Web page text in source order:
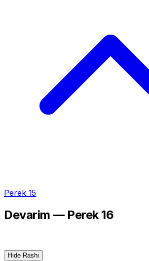
Perek 15
Devarim — Perek 16
Hide Rashi